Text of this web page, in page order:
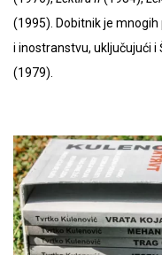
(1995). Dobitnik je
i inostranstvu, uključujući i
(1979).